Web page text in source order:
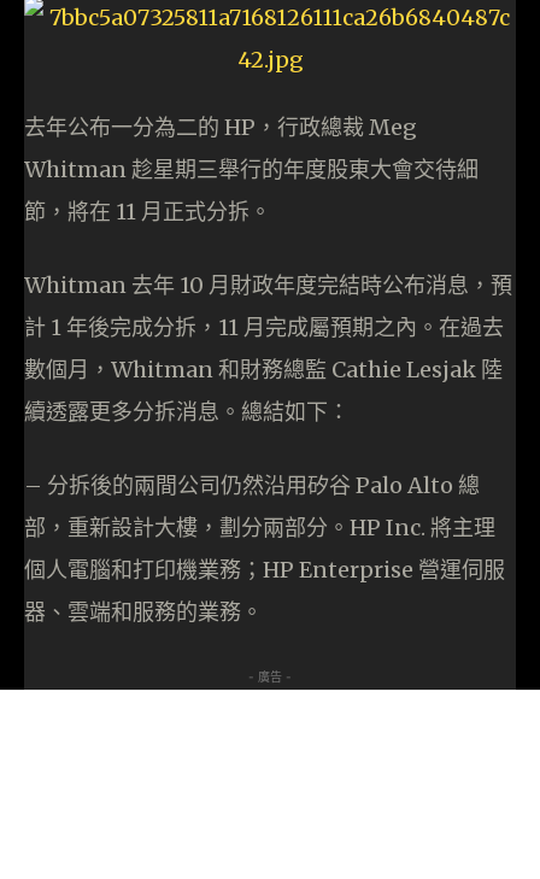
去年公布一分為二的 HP，行政總裁 Meg
Whitman 趁星期三舉行的年度股東大會交待細
節，將在 11 月正式分拆。
Whitman 去年 10 月財政年度完結時公布消息，預
計 1 年後完成分拆，11 月完成屬預期之內。在過去
數個月，Whitman 和財務總監 Cathie Lesjak 陸
續透露更多分拆消息。總結如下：
– 分拆後的兩間公司仍然沿用矽谷 Palo Alto 總
部，重新設計大樓，劃分兩部分。HP Inc. 將主理
個人電腦和打印機業務；HP Enterprise 營運伺服
器、雲端和服務的業務。
- 廣告 -